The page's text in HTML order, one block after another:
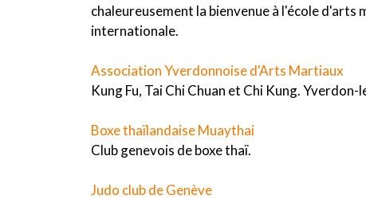
chaleureusement la bienvenue à l'école d'arts
internationale.
Association Yverdonnoise d'Arts Martiaux
Kung Fu, Tai Chi Chuan et Chi Kung. Yverdon-
Boxe thaïlandaise Muaythai
Club genevois de boxe thaï.
Judo club de Genève